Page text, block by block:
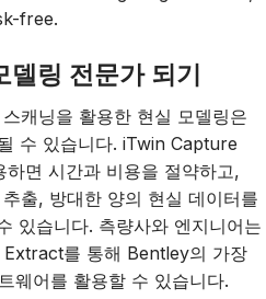
free.
링 전문가 되기
캐닝을 활용한 현실 모델링은
수 있습니다. iTwin Capture
면 시간과 비용을 절약하고,
출, 방대한 양의 현실 데이터를
있습니다. 측량사와 엔지니어는
를 통해 Bentley의 가장
웨어를 활용할 수 있습니다.